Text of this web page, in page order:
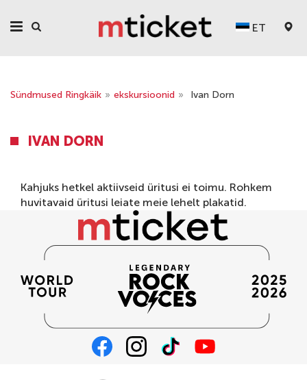
ET
Sündmused Ringkäik » ekskursioonid » Ivan Dorn
IVAN DORN
Kahjuks hetkel aktiivseid üritusi ei toimu. Rohkem
huvitavaid üritusi leiate meie lehelt plakatid.